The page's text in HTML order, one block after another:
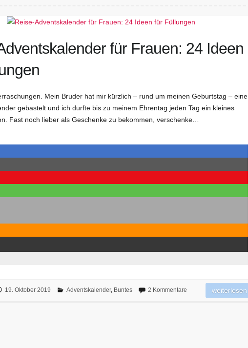
für Frauen: 24 Ideen
Mein Bruder hat mir kürzlich – rund um meinen Geburtstag – eine
gebastelt und ich durfte bis zu meinem Ehrentag jeden Tag ein kleines
Fast noch lieber als Geschenke zu bekommen, verschenke…
19. Oktober 2019 Adventskalender, Buntes 2 Kommentare weiterlesen